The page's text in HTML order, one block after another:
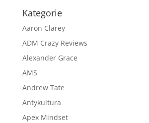
Kategorie
Aaron Clarey
ADM Crazy Reviews
Alexander Grace
AMS
Andrew Tate
Antykultura
Apex Mindset